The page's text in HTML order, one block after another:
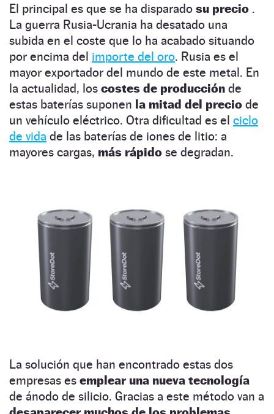
El principal es que se ha disparado su precio .
La guerra Rusia-Ucrania ha desatado una
subida en el coste que lo ha acabado situando
por encima del importe del oro. Rusia es el
mayor exportador del mundo de este metal. En
la actualidad, los costes de producción de
estas baterías suponen la mitad del precio de
un vehículo eléctrico. Otra dificultad es el ciclo
de vida de las baterías de iones de litio: a
mayores cargas, más rápido se degradan.
La solución que han encontrado estas dos
empresas es emplear una nueva tecnología
de ánodo de silicio. Gracias a este método van a